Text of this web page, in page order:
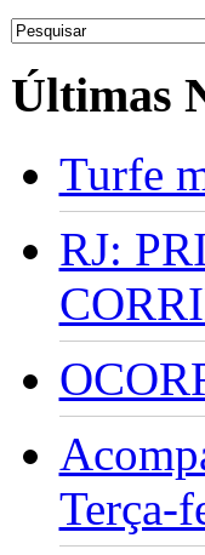
Últimas
Turfe
RJ:
Terça-